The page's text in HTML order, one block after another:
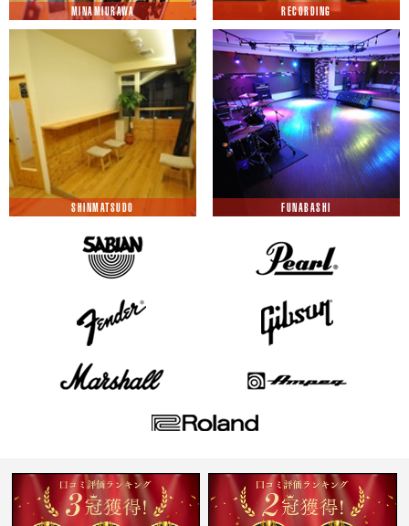
MINAMIURAWA RECORDING
SHINMATSUDO FUNABASHI